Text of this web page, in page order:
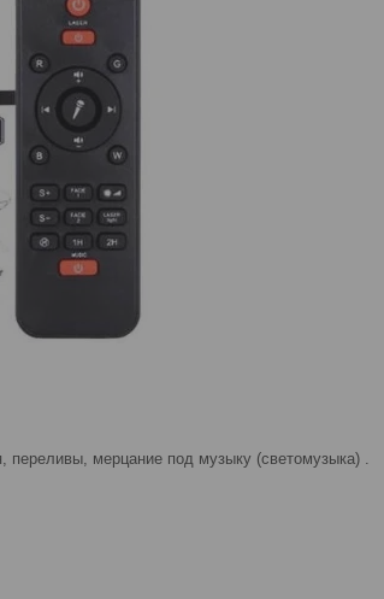
переливы, мерцание под музыку (светомузыка) .